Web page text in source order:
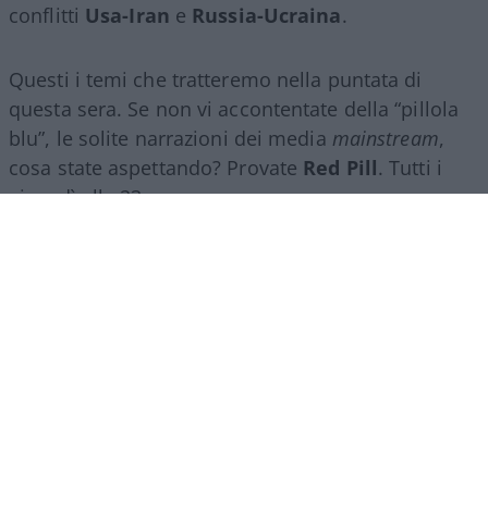
conflitti Usa-Iran e Russia-Ucraina.
Questi i temi che tratteremo nella puntata di
questa sera. Se non vi accontentate della “pillola
blu”, le solite narrazioni dei media mainstream,
cosa state aspettando? Provate Red Pill. Tutti i
giovedì alle 23